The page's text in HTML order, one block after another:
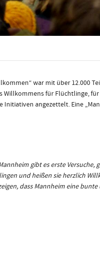
war mit über 12.000
für Flüchtlinge,
angezettelt. Eine
gibt es erste Versuche,
und heißen sie herzlich
dass Mannheim eine